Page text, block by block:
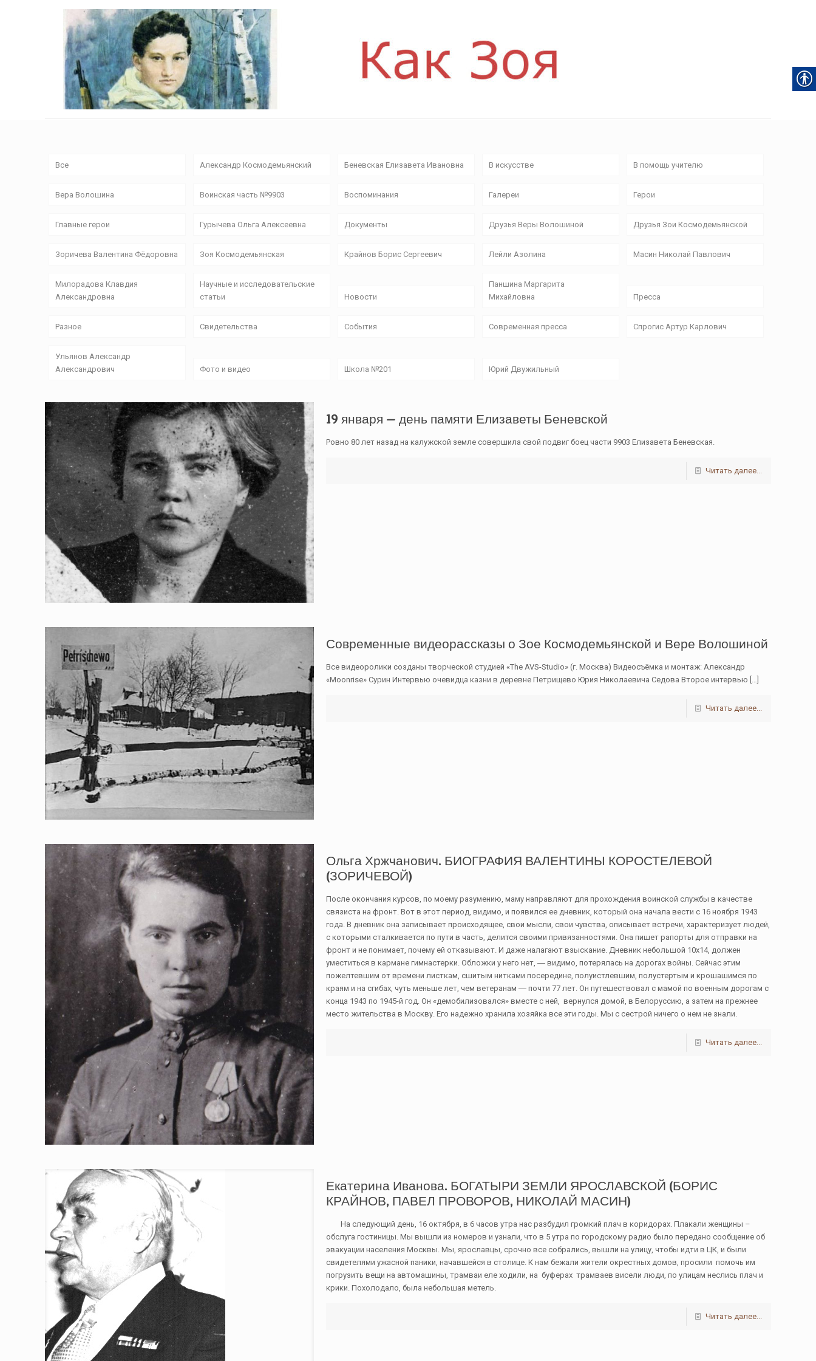
Все Александр Космодемьянский Беневская Елизавета Ивановна В искусстве В помощь учителю
Вера Волошина Воинская часть №9903 Воспоминания Галереи Герои
Главные герои Гурычева Ольга Алексеевна Документы Друзья Веры Волошиной Друзья Зои Космодемьянской
Зоричева Валентина Фёдоровна Зоя Космодемьянская Крайнов Борис Сергеевич Лейли Азолина Масин Николай Павлович
Милорадова Клавдия
Александровна
Научные и исследовательские
статьи
Новости
Паншина Маргарита
Михайловна
Пресса
Разное Свидетельства События Современная пресса Спрогис Артур Карлович
Ульянов Александр
Александрович
Фото и видео Школа №201 Юрий Двужильный
19 января — день памяти Елизаветы Беневской
Ровно 80 лет назад на калужской земле совершила свой подвиг боец части 9903 Елизавета Беневская.
Читать далее...
Современные видеорассказы о Зое Космодемьянской и Вере Волошиной
Все видеоролики созданы творческой студией «The AVS-Studio» (г. Москва) Видеосъёмка и монтаж: Александр
«Moonrise» Сурин Интервью очевидца казни в деревне Петрищево Юрия Николаевича Седова Второе интервью […]
Читать далее...
Ольга Хржчанович. БИОГРАФИЯ ВАЛЕНТИНЫ КОРОСТЕЛЕВОЙ
(ЗОРИЧЕВОЙ)
После окончания курсов, по моему разумению, маму направляют для прохождения воинской службы в качестве
связиста на фронт. Вот в этот период, видимо, и появился ее дневник, который она начала вести с 16 ноября 1943
года. В дневник она записывает происходящее, свои мысли, свои чувства, описывает встречи, характеризует людей,
с которыми сталкивается по пути в часть, делится своими привязанностями. Она пишет рапорты для отправки на
фронт и не понимает, почему ей отказывают. И даже налагают взыскание. Дневник небольшой 10х14, должен
уместиться в кармане гимнастерки. Обложки у него нет, ― видимо, потерялась на дорогах войны. Сейчас этим
пожелтевшим от времени листкам, сшитым нитками посередине, полуистлевшим, полустертым и крошашимся по
краям и на сгибах, чуть меньше лет, чем ветеранам ― почти 77 лет. Он путешествовал с мамой по военным дорогам с
конца 1943 по 1945-й год. Он «демобилизовался» вместе с ней, вернулся домой, в Белоруссию, а затем на прежнее
место жительства в Москву. Его надежно хранила хозяйка все эти годы. Мы с сестрой ничего о нем не знали.
Читать далее...
Екатерина Иванова. БОГАТЫРИ ЗЕМЛИ ЯРОСЛАВСКОЙ (БОРИС
КРАЙНОВ, ПАВЕЛ ПРОВОРОВ, НИКОЛАЙ МАСИН)
На следующий день, 16 октября, в 6 часов утра нас разбудил громкий плач в коридорах. Плакали женщины –
обслуга гостиницы. Мы вышли из номеров и узнали, что в 5 утра по городскому радио было передано сообщение об
эвакуации населения Москвы. Мы, ярославцы, срочно все собрались, вышли на улицу, чтобы идти в ЦК, и были
свидетелями ужасной паники, начавшейся в столице. К нам бежали жители окрестных домов, просили помочь им
погрузить вещи на автомашины, трамваи еле ходили, на буферах трамваев висели люди, по улицам неслись плач и
крики. Похолодало, была небольшая метель.
Читать далее...